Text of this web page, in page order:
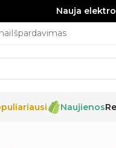
Nauja
Išpardavimas
Naujienos